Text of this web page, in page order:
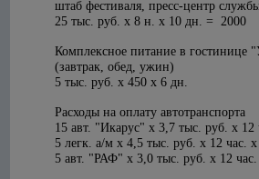
штаб фестиваля, пресс-центр
25 тыс. руб. х 8 н. х 10 дн. = 2000
Комплексное питание в гостинице
(завтрак, обед, ужин)
5 тыс. руб. х 450 х 6 дн.
Расходы на оплату автотранспорта
15 авт. "Икарус" х 3,7 тыс. руб. х
5 легк. а/м х 4,5 тыс. руб. х 12 час.
5 авт. "РАФ" х 3,0 тыс. руб. х 12